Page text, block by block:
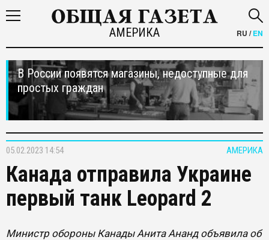
АМЕРИКА RU /EN
В России появятся магазины, недоступные для
простых граждан
АМЕРИКА
05.02.2023 14:54
Канада отправила Украине
первый танк Leopard 2
Министр обороны Канады Анита Ананд объявила об